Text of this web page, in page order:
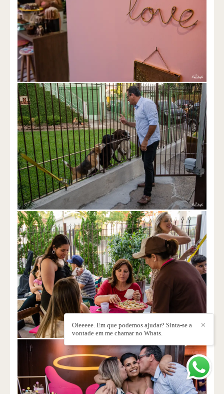
✕
Oieeeee. Em que podemos ajudar? Sinta-se a
vontade em me chamar no Whats.